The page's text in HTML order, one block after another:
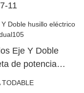
11
Eje Y Doble
de potencia